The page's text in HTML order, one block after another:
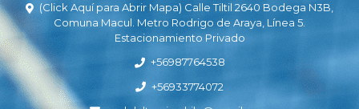
(Click Aquí para Abrir Mapa) Calle Tiltil 2640 Bodega N3B,
Comuna Macul. Metro Rodrigo de Araya, Línea 5.
Estacionamiento Privado
+56987764538
+56933774072